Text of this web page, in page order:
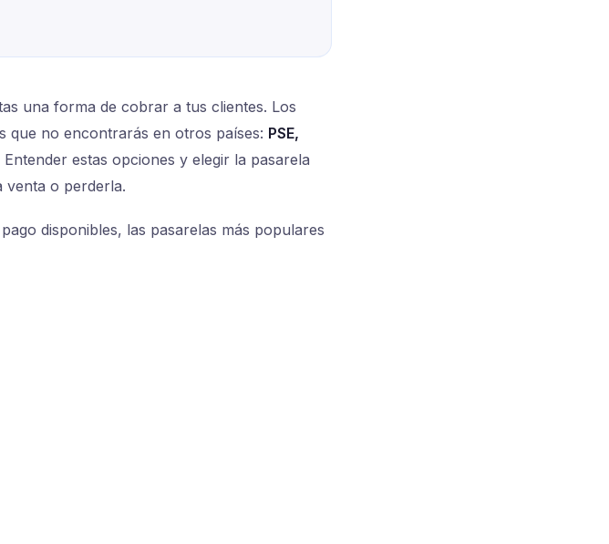
una forma de cobrar a tus clientes. Los
que no encontrarás en otros países: PSE,
Entender estas opciones y elegir la pasarela
o perderla.
disponibles, las pasarelas más populares